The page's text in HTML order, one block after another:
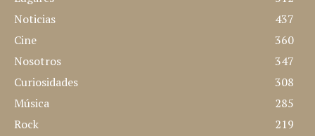
Noticias
437
Cine
360
Nosotros
347
Curiosidades
308
Música
285
Rock
219